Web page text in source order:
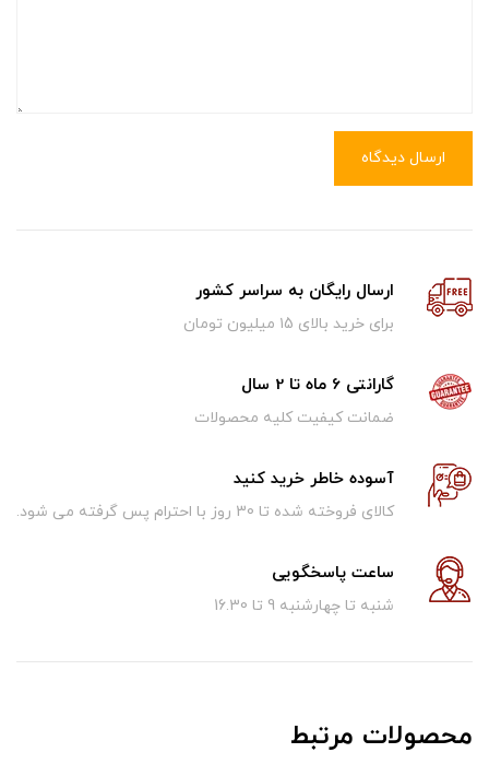
ارسال دیدگاه
ارسال رایگان به سراسر کشور
برای خرید بالای ۱5 میلیون تومان
گارانتی 6 ماه تا 2 سال
ضمانت کیفیت کلیه محصولات
آسوده خاطر خرید کنید
کالای فروخته شده تا 30 روز با احترام پس گرفته می شود.
ساعت پاسخگویی
شنبه تا چهارشنبه 9 تا 16.30
محصولات مرتبط